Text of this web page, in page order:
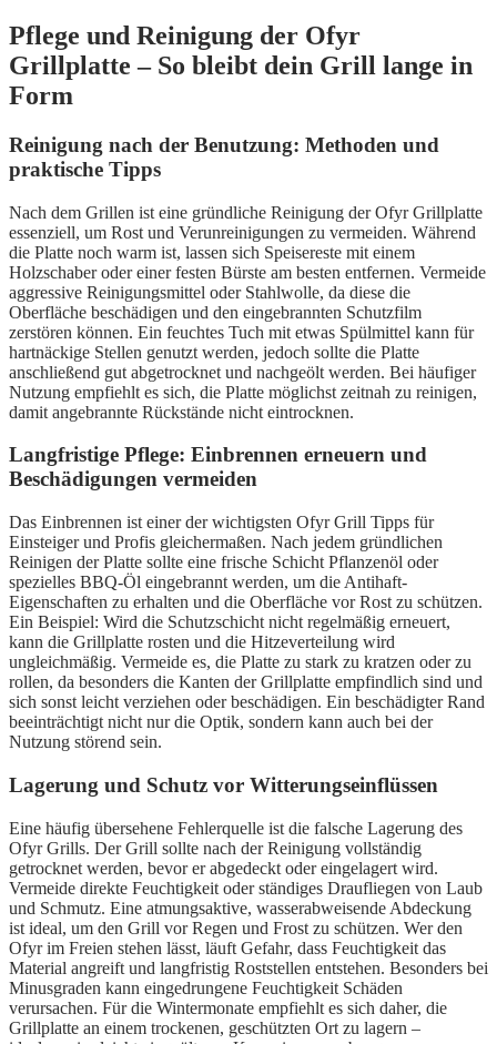
Pflege und Reinigung der Ofyr
Grillplatte – So bleibt dein Grill lange in
Form
Reinigung nach der Benutzung: Methoden und
praktische Tipps
Nach dem Grillen ist eine gründliche Reinigung der Ofyr Grillplatte
essenziell, um Rost und Verunreinigungen zu vermeiden. Während
die Platte noch warm ist, lassen sich Speisereste mit einem
Holzschaber oder einer festen Bürste am besten entfernen. Vermeide
aggressive Reinigungsmittel oder Stahlwolle, da diese die
Oberfläche beschädigen und den eingebrannten Schutzfilm
zerstören können. Ein feuchtes Tuch mit etwas Spülmittel kann für
hartnäckige Stellen genutzt werden, jedoch sollte die Platte
anschließend gut abgetrocknet und nachgeölt werden. Bei häufiger
Nutzung empfiehlt es sich, die Platte möglichst zeitnah zu reinigen,
damit angebrannte Rückstände nicht eintrocknen.
Langfristige Pflege: Einbrennen erneuern und
Beschädigungen vermeiden
Das Einbrennen ist einer der wichtigsten Ofyr Grill Tipps für
Einsteiger und Profis gleichermaßen. Nach jedem gründlichen
Reinigen der Platte sollte eine frische Schicht Pflanzenöl oder
spezielles BBQ-Öl eingebrannt werden, um die Antihaft-
Eigenschaften zu erhalten und die Oberfläche vor Rost zu schützen.
Ein Beispiel: Wird die Schutzschicht nicht regelmäßig erneuert,
kann die Grillplatte rosten und die Hitzeverteilung wird
ungleichmäßig. Vermeide es, die Platte zu stark zu kratzen oder zu
rollen, da besonders die Kanten der Grillplatte empfindlich sind und
sich sonst leicht verziehen oder beschädigen. Ein beschädigter Rand
beeinträchtigt nicht nur die Optik, sondern kann auch bei der
Nutzung störend sein.
Lagerung und Schutz vor Witterungseinflüssen
Eine häufig übersehene Fehlerquelle ist die falsche Lagerung des
Ofyr Grills. Der Grill sollte nach der Reinigung vollständig
getrocknet werden, bevor er abgedeckt oder eingelagert wird.
Vermeide direkte Feuchtigkeit oder ständiges Draufliegen von Laub
und Schmutz. Eine atmungsaktive, wasserabweisende Abdeckung
ist ideal, um den Grill vor Regen und Frost zu schützen. Wer den
Ofyr im Freien stehen lässt, läuft Gefahr, dass Feuchtigkeit das
Material angreift und langfristig Roststellen entstehen. Besonders bei
Minusgraden kann eingedrungene Feuchtigkeit Schäden
verursachen. Für die Wintermonate empfiehlt es sich daher, die
Grillplatte an einem trockenen, geschützten Ort zu lagern –